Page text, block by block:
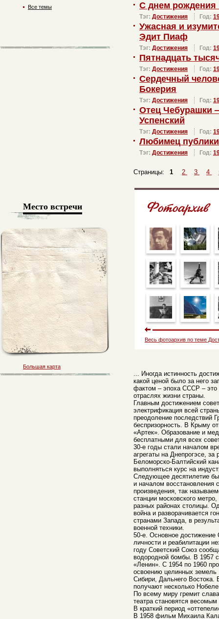
С днем
Тэг: Достижения Год:
Ужасная и
Эдит Пиаф
Тэг: Достижения Год:
Пятнадцать
Тэг: Достижения Год:
Сердечный
Бокерия
Тэг: Достижения Год:
Отец Чебурашки
Успенский
Тэг: Достижения Год:
Любимец
Тэг: Достижения Год:
Страницы: 1 2 3 4
Весь фотоархив по теме
... Иногда истинность
какой ценой было за него
фактом – эпоха СССР – это
отраслях жизни страны.
Главным достижением
электрификация всей
преодоление последствий
беспризорность. В Крыму
«Артек». Образование и
бесплатными для всех
30-е годы стали началом
агрегаты на Днепрогэсе, за
Беломорско-Балтийский
выполняться курс на
Следующее десятилетие
и началом восстановления
произведения, так
станции московского
разных районах столицы.
война и разворачивается
странами Запада, в
военной техники.
50-е. Основное достижение
личности и реабилитации
году Советский Союз
водородной бомбы. В 1957
«Ленин». С 1954 по 1960
освоению целинных
Сибири, Дальнего Востока.
получают несколько
По всему миру гремит
театра становятся
В краткий период
В 1958 фильм Михаила
Все темы
Место встречи
Большая карта